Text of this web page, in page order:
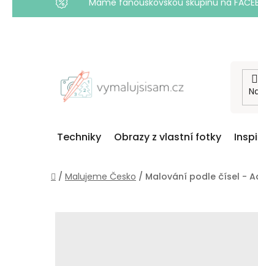
Máme fanouškovskou skupinu na
Techniky Obrazy z vlastní fotky
Domů
/ Malujeme Česko / Malování podle čísel -